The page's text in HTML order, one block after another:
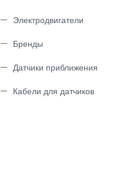
Электродвигатели
Бренды
Датчики приближения
Кабели для датчиков